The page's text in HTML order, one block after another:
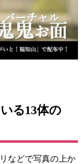
る13体の
などで写真の上か